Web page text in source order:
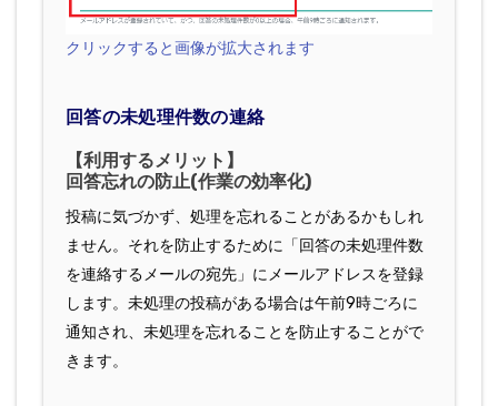
クリックすると画像が拡大されます
回答の未処理件数の連絡
【利用するメリット】
回答忘れの防止(作業の効率化)
投稿に気づかず、処理を忘れることがあるかもしれ
ません。それを防止するために「回答の未処理件数
を連絡するメールの宛先」にメールアドレスを登録
します。未処理の投稿がある場合は午前9時ごろに
通知され、未処理を忘れることを防止することがで
きます。